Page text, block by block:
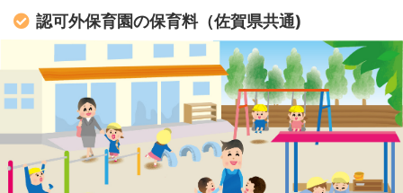
認可外保育園の保育料（佐賀県共通)